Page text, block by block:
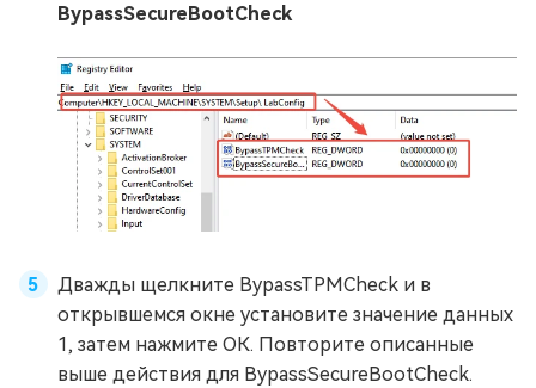
BypassSecureBootCheck
Дважды щелкните BypassTPMCheck и в
открывшемся окне установите значение данных
1, затем нажмите ОК. Повторите описанные
выше действия для BypassSecureBootCheck.